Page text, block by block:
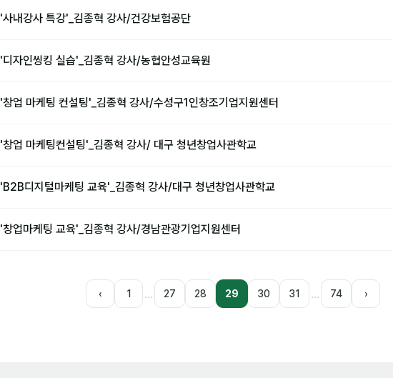
'사내강사 특강'_김종혁 강사/건강보험공단
'디자인씽킹 실습'_김종혁 강사/농협안성교육원
'창업 마케팅 컨설팅'_김종혁 강사/수성구1인창조기업지원센터
'창업 마케팅컨설팅'_김종혁 강사/ 대구 청년창업사관학교
'B2B디지털마케팅 교육'_김종혁 강사/대구 청년창업사관학교
'창업마케팅 교육'_김종혁 강사/경남관광기업지원센터
‹ 1 … 27 28 29 30 31 … 74 ›